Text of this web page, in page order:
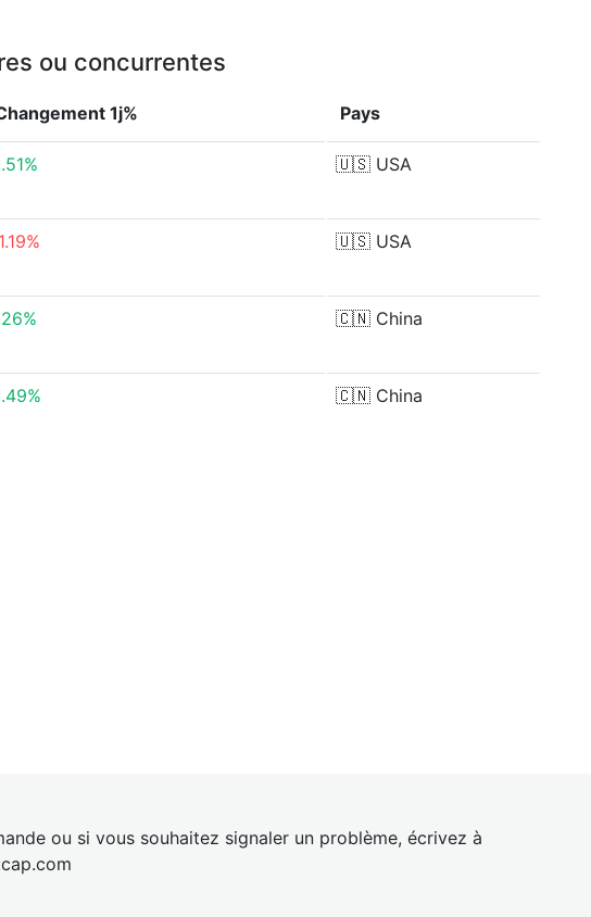
ou concurrentes
1j% Pays
🇺🇸 USA
🇺🇸 USA
🇨🇳 China
🇨🇳 China
ou si vous souhaitez signaler un problème, écrivez à
cap.com